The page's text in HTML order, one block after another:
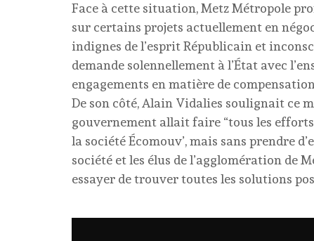
Face à cette situation, Metz Métropole
sur certains projets actuellement en
indignes de l’esprit Républicain et
demande solennellement à l’État avec
engagements en matière de
De son côté, Alain Vidalies soulignait ce
gouvernement allait faire “tous les
la société Écomouv’, mais sans prendre
société et les élus de l’agglomération de
essayer de trouver toutes les solutions